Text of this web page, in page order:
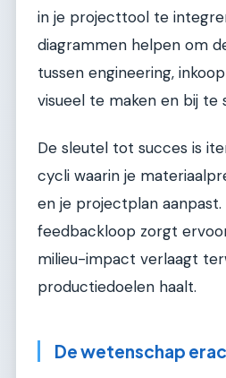
in je projecttool te
diagrammen helpen om
tussen engineering,
visueel te maken en bij te
De sleutel tot succes is
cycli waarin je
en je projectplan aanpast.
feedbackloop zorgt
milieu-impact verlaagt
productiedoelen haalt.
De wetenschap